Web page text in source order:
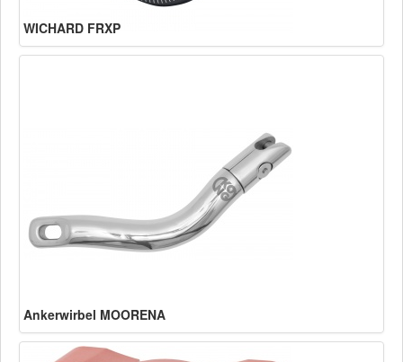
WICHARD FRXP
Ankerwirbel MOORENA